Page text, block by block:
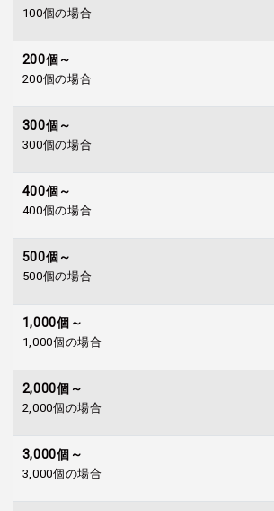
100個の場合
200個～
200個の場合
300個～
300個の場合
400個～
400個の場合
500個～
500個の場合
1,000個～
1,000個の場合
2,000個～
2,000個の場合
3,000個～
3,000個の場合